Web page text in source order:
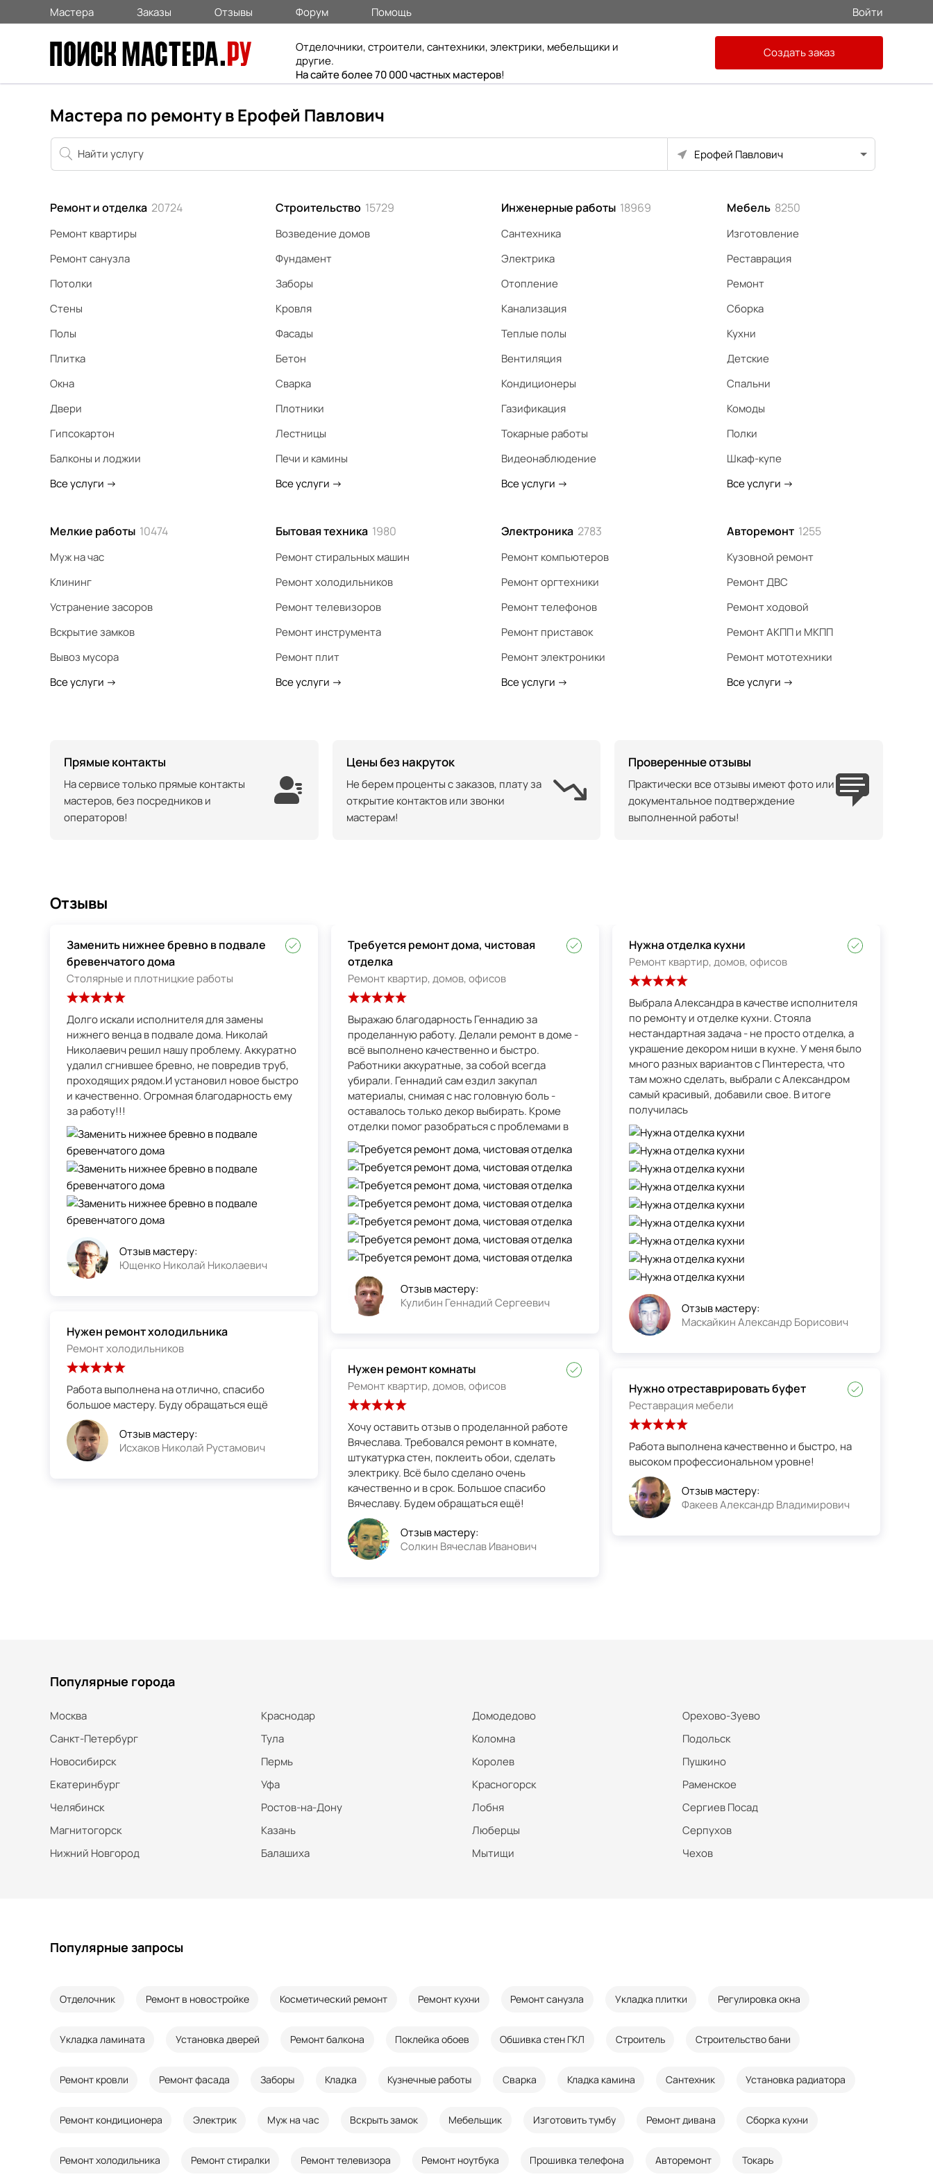
Мастера Заказы Отзывы Форум Помощь Войти
Отделочники, строители, сантехники, электрики, мебельщики и
другие.
На сайте более 70 000 частных мастеров!
Создать заказ
Мастера по ремонту в Ерофей Павлович
Ерофей Павлович
Ремонт и отделка 20724
Ремонт квартиры
Ремонт санузла
Потолки
Стены
Полы
Плитка
Окна
Двери
Гипсокартон
Балконы и лоджии
Все услуги ->
Строительство 15729
Возведение домов
Фундамент
Заборы
Кровля
Фасады
Бетон
Сварка
Плотники
Лестницы
Печи и камины
Все услуги ->
Инженерные работы 18969
Сантехника
Электрика
Отопление
Канализация
Теплые полы
Вентиляция
Кондиционеры
Газификация
Токарные работы
Видеонаблюдение
Все услуги ->
Мебель 8250
Изготовление
Реставрация
Ремонт
Сборка
Кухни
Детские
Спальни
Комоды
Полки
Шкаф-купе
Все услуги ->
Мелкие работы 10474
Муж на час
Клининг
Устранение засоров
Вскрытие замков
Вывоз мусора
Все услуги ->
Бытовая техника 1980
Ремонт стиральных машин
Ремонт холодильников
Ремонт телевизоров
Ремонт инструмента
Ремонт плит
Все услуги ->
Электроника 2783
Ремонт компьютеров
Ремонт оргтехники
Ремонт телефонов
Ремонт приставок
Ремонт электроники
Все услуги ->
Авторемонт 1255
Кузовной ремонт
Ремонт ДВС
Ремонт ходовой
Ремонт АКПП и МКПП
Ремонт мототехники
Все услуги ->
Прямые контакты
На сервисе только прямые контакты
мастеров, без посредников и
операторов!
Цены без накруток
Не берем проценты с заказов, плату за
открытие контактов или звонки
мастерам!
Проверенные отзывы
Практически все отзывы имеют фото или
документальное подтверждение
выполненной работы!
Отзывы
Заменить нижнее бревно в подвале
бревенчатого дома
Столярные и плотницкие работы
Долго искали исполнителя для замены
нижнего венца в подвале дома. Николай
Николаевич решил нашу проблему. Аккуратно
удалил сгнившее бревно, не повредив труб,
проходящих рядом.И установил новое быстро
и качественно. Огромная благодарность ему
за работу!!!
Отзыв мастеру:
Ющенко Николай Николаевич
Нужен ремонт холодильника
Ремонт холодильников
Работа выполнена на отлично, спасибо
большое мастеру. Буду обращаться ещё
Отзыв мастеру:
Исхаков Николай Рустамович
Требуется ремонт дома, чистовая
отделка
Ремонт квартир, домов, офисов
Выражаю благодарность Геннадию за
проделанную работу. Делали ремонт в доме -
всё выполнено качественно и быстро.
Работники аккуратные, за собой всегда
убирали. Геннадий сам ездил закупал
материалы, снимая с нас головную боль -
оставалось только декор выбирать. Кроме
отделки помог разобраться с проблемами в
Отзыв мастеру:
Кулибин Геннадий Сергеевич
Нужен ремонт комнаты
Ремонт квартир, домов, офисов
Хочу оставить отзыв о проделанной работе
Вячеслава. Требовался ремонт в комнате,
штукатурка стен, поклеить обои, сделать
электрику. Всё было сделано очень
качественно и в срок. Большое спасибо
Вячеславу. Будем обращаться ещё!
Отзыв мастеру:
Солкин Вячеслав Иванович
Нужна отделка кухни
Ремонт квартир, домов, офисов
Выбрала Александра в качестве исполнителя
по ремонту и отделке кухни. Стояла
нестандартная задача - не просто отделка, а
украшение декором ниши в кухне. У меня было
много разных вариантов с Пинтереста, что
там можно сделать, выбрали с Александром
самый красивый, добавили свое. В итоге
получилась
Отзыв мастеру:
Маскайкин Александр Борисович
Нужно отреставрировать буфет
Реставрация мебели
Работа выполнена качественно и быстро, на
высоком профессиональном уровне!
Отзыв мастеру:
Факеев Александр Владимирович
Популярные города
Москва
Санкт-Петербург
Новосибирск
Екатеринбург
Челябинск
Магнитогорск
Нижний Новгород
Краснодар
Тула
Пермь
Уфа
Ростов-на-Дону
Казань
Балашиха
Домодедово
Коломна
Королев
Красногорск
Лобня
Люберцы
Мытищи
Орехово-Зуево
Подольск
Пушкино
Раменское
Сергиев Посад
Серпухов
Чехов
Популярные запросы
Отделочник Ремонт в новостройке Косметический ремонт Ремонт кухни Ремонт санузла Укладка плитки Регулировка окна
Укладка ламината Установка дверей Ремонт балкона Поклейка обоев Обшивка стен ГКЛ Строитель Строительство бани
Ремонт кровли Ремонт фасада Заборы Кладка Кузнечные работы Сварка Кладка камина Сантехник Установка радиатора
Ремонт кондиционера Электрик Муж на час Вскрыть замок Мебельщик Изготовить тумбу Ремонт дивана Сборка кухни
Ремонт холодильника Ремонт стиралки Ремонт телевизора Ремонт ноутбука Прошивка телефона Авторемонт Токарь